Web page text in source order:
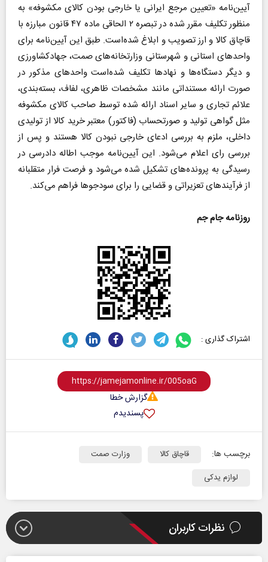
آیین‌نامه «تعیین مرجع ایرانی یا خارجی بودن کالای مکشوفه» به
منظور تکلیف مقرر شده در تبصره ۲ الحاقی ماده ۴۷ قانون مبارزه با
قاچاق کالا و ارز تصویب و ابلاغ شده‌است. طبق این آیین‌نامه برای
واحد‌های استانی و شهرستانی وزارتخانه‌های صمت، جهادکشاورزی
و دیگر دستگاه‌ها و نهاد‌ها تکلیف شده‌است واحد‌های مذکور در
صورت ارائه مستنداتی مانند مشخصات ظاهری، لفاف، بسته‌بندی،
علائم تجاری و سایر اسناد ارائه شده توسط صاحب کالای مکشوفه
مثل گواهی تولید و صورتحساب (فاکتور) معتبر خرید کالا از تولیدی
داخلی، ملزم به بررسی ادعای خارجی نبودن کالا هستند و پس از
بررسی رای اعلام می‌شود. این آیین‌نامه موجب اطاله دادرسی در
رسیدگی به پرونده‌های تشکیل شده می‌شود و فرصت فرار متقلبانه
از فرآیند‌های تعزیراتی و قضایی را برای سودجو‌ها فراهم می‌کند.
روزنامه جام جم
اشتراک گذاری :
گزارش خطا
پسندیدم
برچسب ها: قاچاق کالا
وزارت صمت
لوازم یدکی
نظرات کاربران